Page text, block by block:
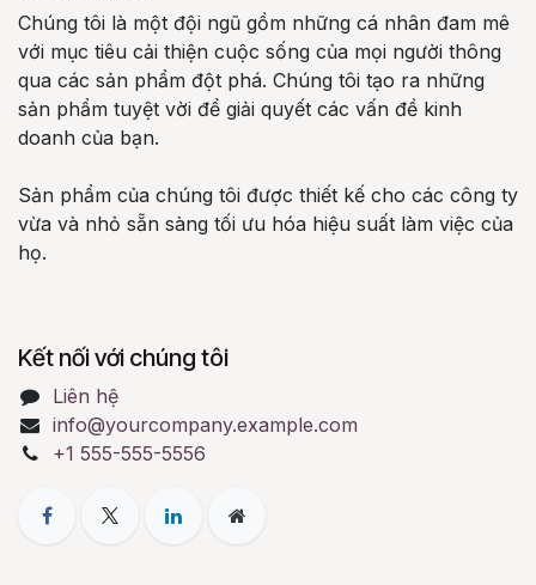
Chúng tôi là một đội ngũ gồm những cá nhân đam mê
với mục tiêu cải thiện cuộc sống của mọi người thông
qua các sản phẩm đột phá. Chúng tôi tạo ra những
sản phẩm tuyệt vời để giải quyết các vấn đề kinh
doanh của bạn.
Sản phẩm của chúng tôi được thiết kế cho các công ty
vừa và nhỏ sẵn sàng tối ưu hóa hiệu suất làm việc của
họ.
Kết nối với chúng tôi
Liên hệ
info@yourcompany.example.com
+1 555-555-5556